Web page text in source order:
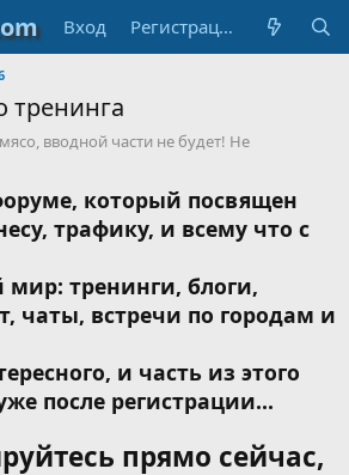
Вход Регистрация
тренинга
мясо, вводной части не будет! Не
который посвящен
трафику, и всему что с
мир: тренинги, блоги,
чаты, встречи по городам и
и часть из этого
после регистрации...
прямо сейчас,